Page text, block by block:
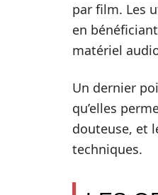
par film. Les
en
matériel
Un dernier
qu’elles
douteuse, et
techniques.